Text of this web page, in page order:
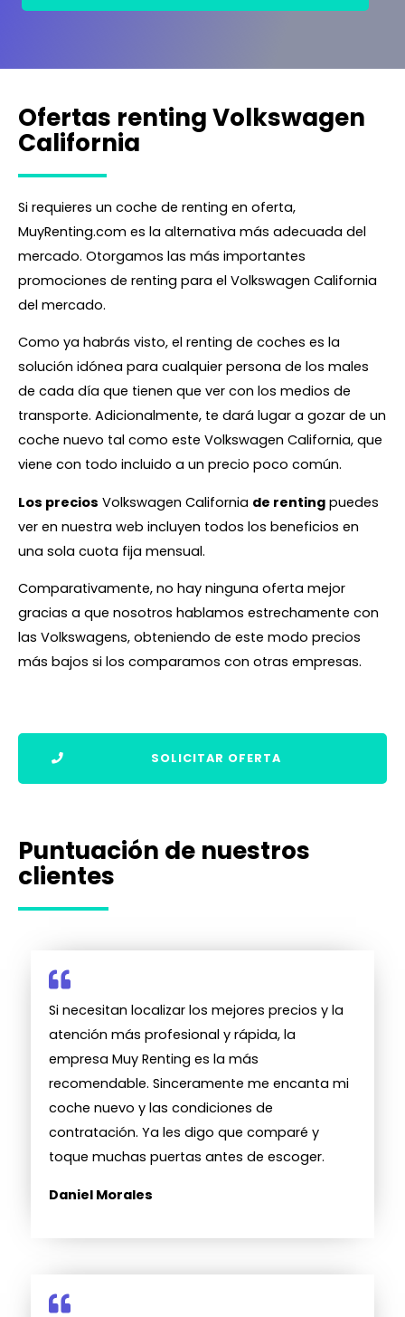
Ofertas renting Volkswagen
California
Si requieres un coche de renting en oferta,
MuyRenting.com es la alternativa más adecuada del
mercado. Otorgamos las más importantes
promociones de renting para el Volkswagen California
del mercado.
Como ya habrás visto, el renting de coches es la
solución idónea para cualquier persona de los males
de cada día que tienen que ver con los medios de
transporte. Adicionalmente, te dará lugar a gozar de un
coche nuevo tal como este Volkswagen California, que
viene con todo incluido a un precio poco común.
Los precios Volkswagen California de renting puedes
ver en nuestra web incluyen todos los beneficios en
una sola cuota fija mensual.
Comparativamente, no hay ninguna oferta mejor
gracias a que nosotros hablamos estrechamente con
las Volkswagens, obteniendo de este modo precios
más bajos si los comparamos con otras empresas.
SOLICITAR OFERTA
Puntuación de nuestros
clientes
Si necesitan localizar los mejores precios y la
atención más profesional y rápida, la
empresa Muy Renting es la más
recomendable. Sinceramente me encanta mi
coche nuevo y las condiciones de
contratación. Ya les digo que comparé y
toque muchas puertas antes de escoger.
Daniel Morales